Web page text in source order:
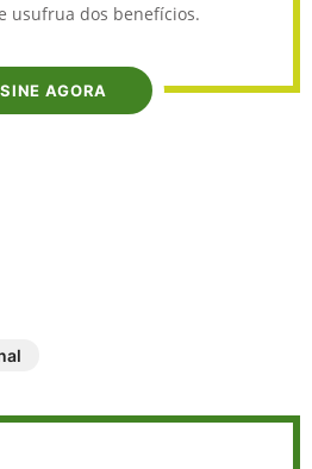
usufrua dos benefícios.
AGORA